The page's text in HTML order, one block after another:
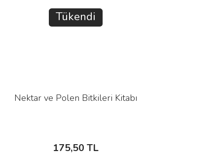
Tükendi
Nektar ve Polen Bitkileri Kitabı
175,50 TL